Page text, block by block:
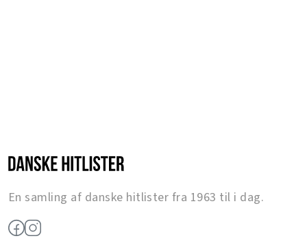
En samling af danske hitlister fra 1963 til i dag.